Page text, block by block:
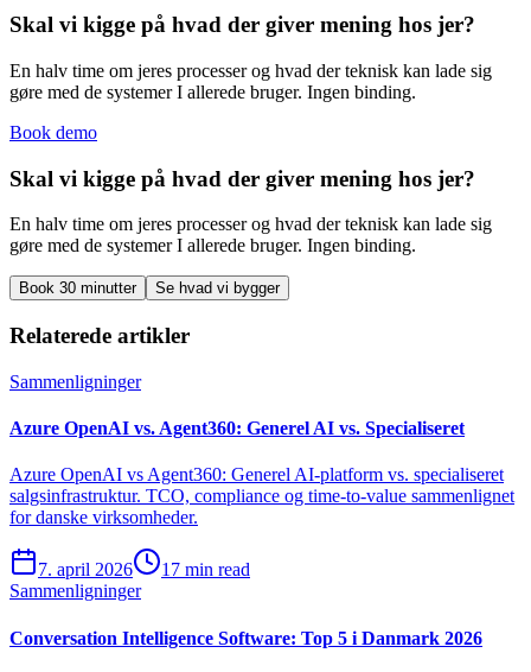
Skal vi kigge på hvad der giver mening hos jer?
En halv time om jeres processer og hvad der teknisk kan lade sig
gøre med de systemer I allerede bruger. Ingen binding.
Book demo
Skal vi kigge på hvad der giver mening hos jer?
En halv time om jeres processer og hvad der teknisk kan lade sig
gøre med de systemer I allerede bruger. Ingen binding.
Book 30 minutter Se hvad vi bygger
Relaterede artikler
Sammenligninger
Azure OpenAI vs. Agent360: Generel AI vs. Specialiseret
Azure OpenAI vs Agent360: Generel AI-platform vs. specialiseret
salgsinfrastruktur. TCO, compliance og time-to-value sammenlignet
for danske virksomheder.
7. april 2026
17 min read
Sammenligninger
Conversation Intelligence Software: Top 5 i Danmark 2026